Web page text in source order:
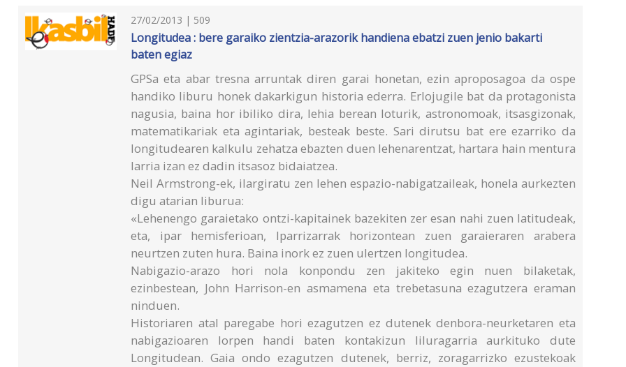
27/02/2013 | 509
Longitudea : bere garaiko zientzia-arazorik handiena ebatzi zuen jenio bakarti
baten egiaz
GPSa eta abar tresna arruntak diren garai honetan, ezin aproposagoa da ospe
handiko liburu honek dakarkigun historia ederra. Erlojugile bat da protagonista
nagusia, baina hor ibiliko dira, lehia berean loturik, astronomoak, itsasgizonak,
matematikariak eta agintariak, besteak beste. Sari dirutsu bat ere ezarriko da
longitudearen kalkulu zehatza ebazten duen lehenarentzat, hartara hain mentura
larria izan ez dadin itsasoz bidaiatzea.
Neil Armstrong-ek, ilargiratu zen lehen espazio-nabigatzaileak, honela aurkezten
digu atarian liburua:
«Lehenengo garaietako ontzi-kapitainek bazekiten zer esan nahi zuen latitudeak,
eta, ipar hemisferioan, Iparrizarrak horizontean zuen garaieraren arabera
neurtzen zuten hura. Baina inork ez zuen ulertzen longitudea.
Nabigazio-arazo hori nola konpondu zen jakiteko egin nuen bilaketak,
ezinbestean, John Harrison-en asmamena eta trebetasuna ezagutzera eraman
ninduen.
Historiaren atal paregabe hori ezagutzen ez dutenek denbora-neurketaren eta
nabigazioaren lorpen handi baten kontakizun liluragarria aurkituko dute
Longitudean. Gaia ondo ezagutzen dutenek, berriz, zoragarrizko ezustekoak